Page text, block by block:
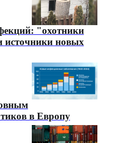
"охотники
источники новых
в Европу